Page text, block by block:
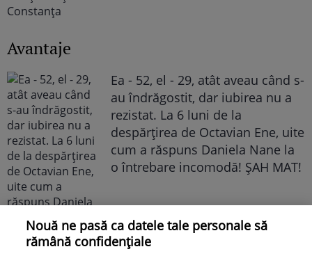
Avantaje
Ea - 52, el - 29, atât aveau când s-
au îndrăgostit, dar iubirea nu a
rezistat. La 6 luni de la
despărțirea de Octavian Ene, uite
cum a răspuns Daniela Nane la
o întrebare incomodă! ȘAH MAT!
Nouă ne pasă ca datele tale personale să
rămână confidențiale